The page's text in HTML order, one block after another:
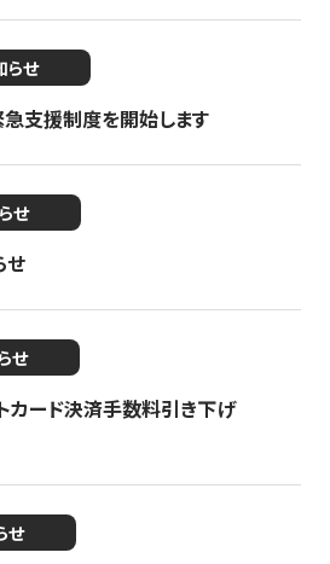
らせ
支援制度を開始します
せ
せ
せ
カード決済手数料引き下げ
せ